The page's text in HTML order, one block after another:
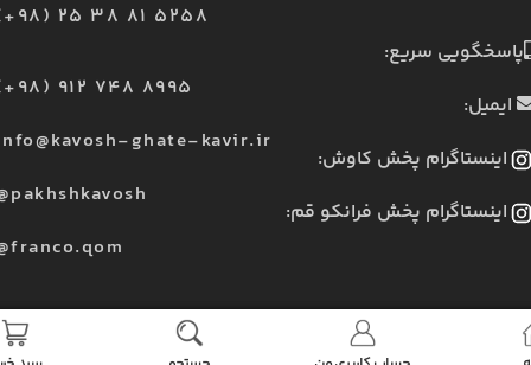
25 38 81 5258
پاسخگویی سریع:
912 748 8995
ایمیل:
ghate-kavir.ir
اینستاگرام پخش کاوش:
اینستاگرام پخش فرانکو قم: